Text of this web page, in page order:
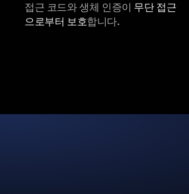
접근 코드와 생체 인증이 무단 접근
으로부터 보호합니다.